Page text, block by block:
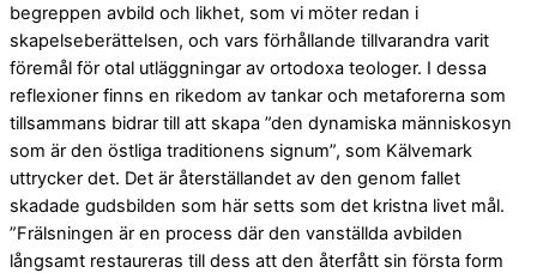
begreppen avbild och likhet, som vi möter redan i
skapelseberättelsen, och vars förhållande tillvarandra varit
föremål för otal utläggningar av ortodoxa teologer. I dessa
reflexioner finns en rikedom av tankar och metaforerna som
tillsammans bidrar till att skapa ”den dynamiska människosyn
som är den östliga traditionens signum”, som Kälvemark
uttrycker det. Det är återställandet av den genom fallet
skadade gudsbilden som här setts som det kristna livet mål.
”Frälsningen är en process där den vanställda avbilden
långsamt restaureras till dess att den återfått sin första form